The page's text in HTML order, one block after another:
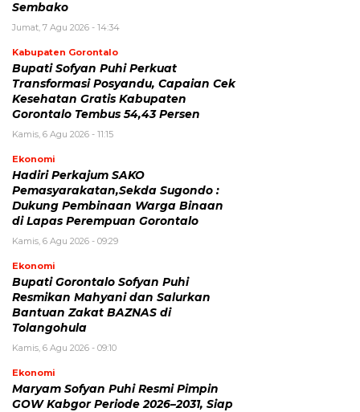
Sembako
Jumat, 7 Agu 2026 - 14:34
Kabupaten Gorontalo
Bupati Sofyan Puhi Perkuat
Transformasi Posyandu, Capaian Cek
Kesehatan Gratis Kabupaten
Gorontalo Tembus 54,43 Persen
Kamis, 6 Agu 2026 - 11:15
Ekonomi
Hadiri Perkajum SAKO
Pemasyarakatan,Sekda Sugondo :
Dukung Pembinaan Warga Binaan
di Lapas Perempuan Gorontalo
Kamis, 6 Agu 2026 - 09:29
Ekonomi
Bupati Gorontalo Sofyan Puhi
Resmikan Mahyani dan Salurkan
Bantuan Zakat BAZNAS di
Tolangohula
Kamis, 6 Agu 2026 - 09:10
Ekonomi
Maryam Sofyan Puhi Resmi Pimpin
GOW Kabgor Periode 2026–2031, Siap